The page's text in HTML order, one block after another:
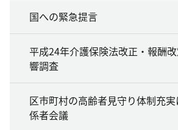
国への緊急提言
平成24年介護保険法改正・報酬
響調査
区市町村の高齢者見守り体制充
係者会議